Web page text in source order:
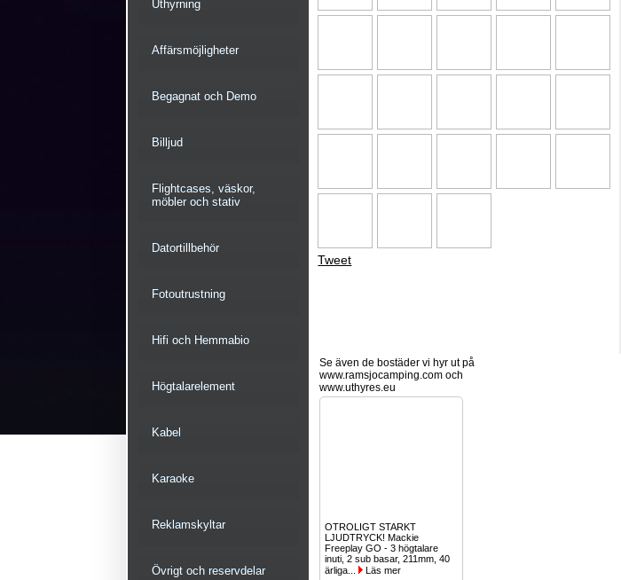
Uthyrning
Affärsmöjligheter
Begagnat och Demo
Billjud
Flightcases, väskor,
möbler och stativ
Datortillbehör
Fotoutrustning
Hifi och Hemmabio
Högtalarelement
Kabel
Karaoke
Reklamskyltar
Övrigt och reservdelar
Tweet
Se även de bostäder vi hyr ut på
www.ramsjocamping.com och
www.uthyres.eu
OTROLIGT STARKT
LJUDTRYCK! Mackie
Freeplay GO - 3 högtalare
inuti, 2 sub basar, 211mm, 40
ärliga...
Läs mer